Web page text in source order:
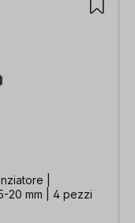
|
20 mm | 4 pezzi